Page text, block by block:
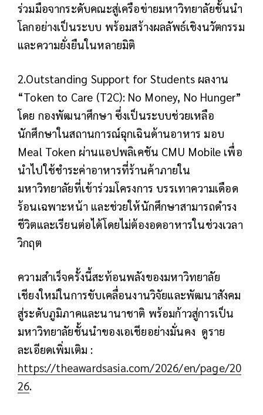
ร่วมมือจากระดับคณะสู่เครือข่ายมหาวิทยาลัยชั้นนำ
โลกอย่างเป็นระบบ พร้อมสร้างผลลัพธ์เชิงนวัตกรรม
และความยั่งยืนในหลายมิติ
2.Outstanding Support for Students ผลงาน
“Token to Care (T2C): No Money, No Hunger”
โดย กองพัฒนาศึกษา ซึ่งเป็นระบบช่วยเหลือ
นักศึกษาในสถานการณ์ฉุกเฉินด้านอาหาร มอบ
Meal Token ผ่านแอปพลิเคชัน CMU Mobile เพื่อ
นำไปใช้ชำระค่าอาหารที่ร้านค้าภายใน
มหาวิทยาลัยที่เข้าร่วมโครงการ บรรเทาความเดือด
ร้อนเฉพาะหน้า และช่วยให้นักศึกษาสามารถดำรง
ชีวิตและเรียนต่อได้โดยไม่ต้องอดอาหารในช่วงเวลา
วิกฤต
ความสำเร็จครั้งนี้สะท้อนพลังของมหาวิทยาลัย
เชียงใหม่ในการขับเคลื่อนงานวิจัยและพัฒนาสังคม
สู่ระดับภูมิภาคและนานาชาติ พร้อมก้าวสู่การเป็น
มหาวิทยาลัยชั้นนำของเอเชียอย่างมั่นคง ดูราย
ละเอียดเพิ่มเติม :
https://theawardsasia.com/2026/en/page/20
26.